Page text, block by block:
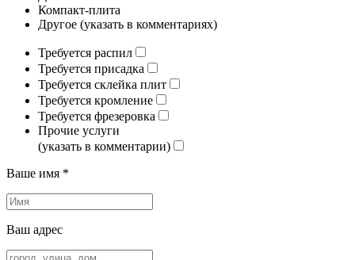
Компакт-плита
Другое (указать в комментариях)
Требуется распил
Требуется присадка
Требуется склейка плит
Требуется кромление
Требуется фрезеровка
Прочие услуги
(указать в комментарии)
Ваше имя *
Ваш адрес